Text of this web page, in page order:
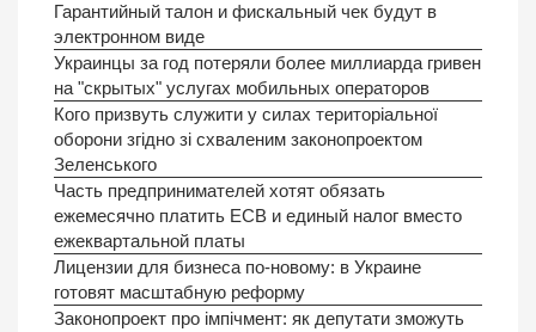
Гарантийный талон и фискальный чек будут в
электронном виде
Украинцы за год потеряли более миллиарда гривен
на "скрытых" услугах мобильных операторов
Кого призвуть служити у силах територіальної
оборони згідно зі схваленим законопроектом
Зеленського
Часть предпринимателей хотят обязать
ежемесячно платить ЕСВ и единый налог вместо
ежеквартальной платы
Лицензии для бизнеса по-новому: в Украине
готовят масштабную реформу
Законопроект про імпічмент: як депутати зможуть